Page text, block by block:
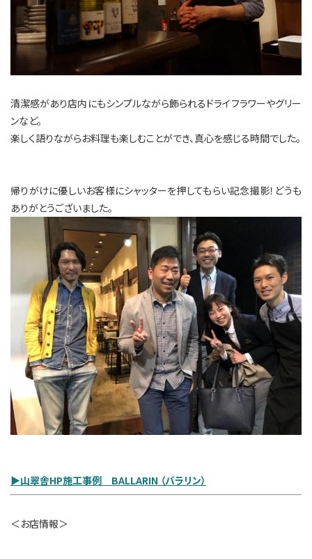
清潔感があり店内にもシンプルながら飾られるドライフラワーやグリー
ンなど。
楽しく語りながらお料理も楽しむことができ、真心を感じる時間でした。
帰りがけに優しいお客様にシャッターを押してもらい記念撮影！どうも
ありがとうございました。
▶山翠舎HP施工事例 BALLARIN （バラリン）
＜お店情報＞